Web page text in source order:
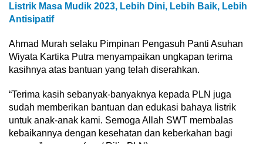
Listrik Masa Mudik 2023, Lebih Dini, Lebih Baik, Lebih
Antisipatif
Ahmad Murah selaku Pimpinan Pengasuh Panti Asuhan
Wiyata Kartika Putra menyampaikan ungkapan terima
kasihnya atas bantuan yang telah diserahkan.
“Terima kasih sebanyak-banyaknya kepada PLN juga
sudah memberikan bantuan dan edukasi bahaya listrik
untuk anak-anak kami. Semoga Allah SWT membalas
kebaikannya dengan kesehatan dan keberkahan bagi